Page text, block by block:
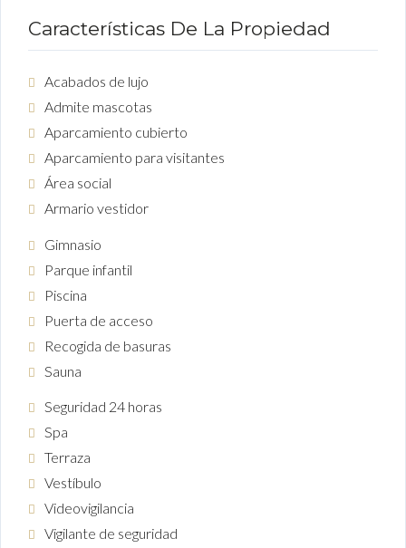
Características De La Propiedad
Acabados de lujo
Admite mascotas
Aparcamiento cubierto
Aparcamiento para visitantes
Área social
Armario vestidor
Gimnasio
Parque infantil
Piscina
Puerta de acceso
Recogida de basuras
Sauna
Seguridad 24 horas
Spa
Terraza
Vestíbulo
Videovigilancia
Vigilante de seguridad